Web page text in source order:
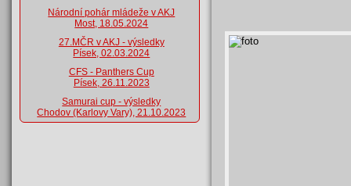
Národní pohár mládeže v AKJ
Most, 18.05.2024
27.MČR v AKJ - výsledky
Písek, 02.03.2024
CFS - Panthers Cup
Písek, 26.11.2023
Samurai cup - výsledky
Chodov (Karlovy Vary), 21.10.2023